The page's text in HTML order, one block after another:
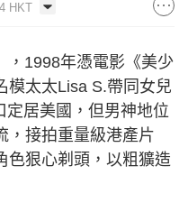
HKT
，1998年憑電影《美少
模太太Lisa S.帶同女兒
定居美國，但男神地位
，接拍重量級港產片
色狠心剃頭，以粗獷造